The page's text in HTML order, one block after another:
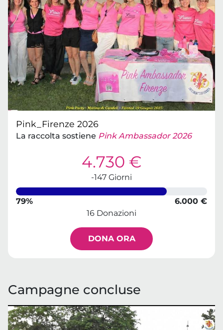
Pink_Firenze 2026
La raccolta sostiene Pink Ambassador 2026
4.730 €
-147 Giorni
79%
6.000 €
16 Donazioni
DONA ORA
Campagne concluse